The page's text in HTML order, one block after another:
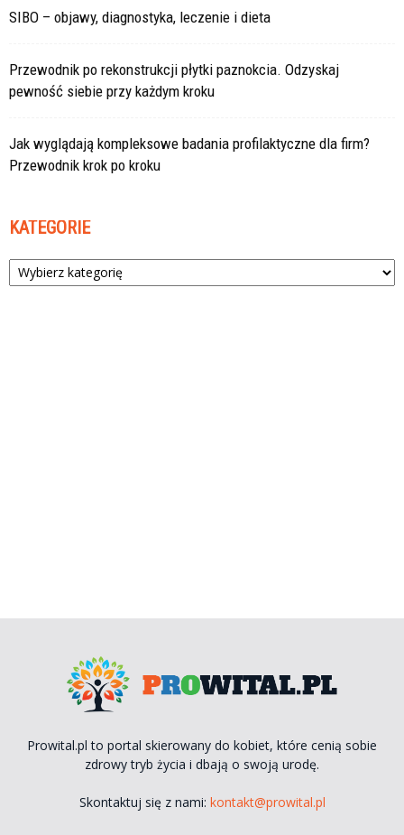
SIBO – objawy, diagnostyka, leczenie i dieta
Przewodnik po rekonstrukcji płytki paznokcia. Odzyskaj
pewność siebie przy każdym kroku
Jak wyglądają kompleksowe badania profilaktyczne dla firm?
Przewodnik krok po kroku
KATEGORIE
Kategorie
Prowital.pl to portal skierowany do kobiet, które cenią sobie
zdrowy tryb życia i dbają o swoją urodę.
Skontaktuj się z nami: kontakt@prowital.pl